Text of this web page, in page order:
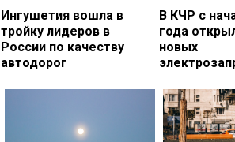
Ингушетия вошла в
тройку лидеров в
России по качеству
автодорог
В КЧР с
года
новых